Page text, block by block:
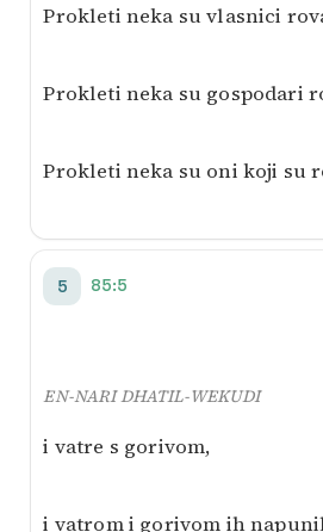
Prokleti neka su vlasnici
Prokleti neka su gospodari
Prokleti neka su oni koji su
5 85:5
EN-NARI DHATIL-WEKUDI
i vatre s gorivom,
i vatrom i gorivom ih